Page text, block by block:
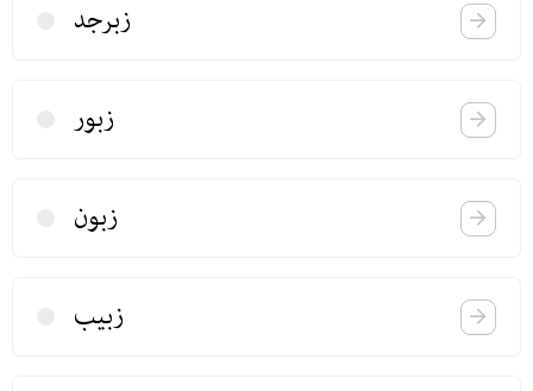
زبرجد
زبور
زبون
زبیب